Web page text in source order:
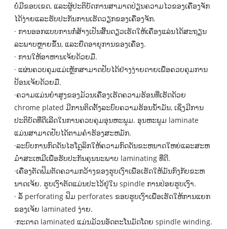
ບໍ່ມີຂອບເຂດ, ແລະຜູ້ປະຕິບັດການສາມາດປ່ຽນຄວາມໄວຂອງເຄື່ອງຈັກ
ໄດ້ງ່າຍແລະຮັບປະກັນການເຮັດວຽກຂອງເຄື່ອງຈັກ.
· ການ​ອອກ​ແບບ​ການ​ກໍ່​ສ້າງ​ເປັນ​ສິ້ນ​ດຽວ​ເຮັດ​ໃຫ້​ເຄື່ອງ​ແລ່ນ​ໄດ້​ສະ​ຖຽນ​
ລະ​ພາບ​ຫຼາຍ​ຂຶ້ນ​, ແລະ​ຍືດ​ອາຍຸ​ການ​ຂອງ​ເຄື່ອງ​.
· ການໃຫ້ອາຫານເຈ້ຍດ້ວຍມື.
· ແຜ່ນຄວບຄຸມແມ່ເຫຼັກສາມາດປັບໄດ້ຢ່າງງ່າຍດາຍເພື່ອຄວບຄຸມການ
ປ້ອນເຈ້ຍດ້ວຍມື.
·ຄວາມແມ່ນຍໍາສູງຂອງມ້ວນເຄື່ອງເຮັດຄວາມຮ້ອນທີ່ເຮັດດ້ວຍ
chrome plated ມີການຕິດຕັ້ງລະບົບຄວາມຮ້ອນນ້ໍາມັນ, ເຊິ່ງມີການ
ປະຕິບັດທີ່ດີເລີດໃນການຄວບຄຸມອຸນຫະພູມ. ອຸນຫະພູມ laminate
ແມ່ນສາມາດປັບໄດ້ຕາມຄໍາຮ້ອງສະຫມັກ.
·ລະບົບການກົດດັນໄຮໂດຼລິກໃຫ້ຄວາມກົດດັນຂະຫນາດໃຫຍ່ແລະສະຫ
ມໍ່າສະເຫມີເພື່ອຮັບປະກັນຄຸນນະພາບ laminating ທີ່ດີ.
·ເຄື່ອງຕັດຟິມຕັດຄວາມກວ້າງຂອງຮູບເງົາເພື່ອເຮັດໃຫ້ມັນກົງກັບຂະຫ
ນາດເຈ້ຍ. ຮູບເງົາຕັດແມ່ນປະໄວ້ຢູ່ໃນ spindle ການປ່ອຍຮູບເງົາ.
· ລໍ້ perforating ຟິມ perforates ຂອບຮູບເງົາເພື່ອເຮັດໃຫ້ການແຍກ
ຂອງເຈ້ຍ laminated ງ່າຍ.
·ກະດາດ laminated ແມ່ນມ້ວນອັດຕະໂນມັດໂດຍ spindle winding.